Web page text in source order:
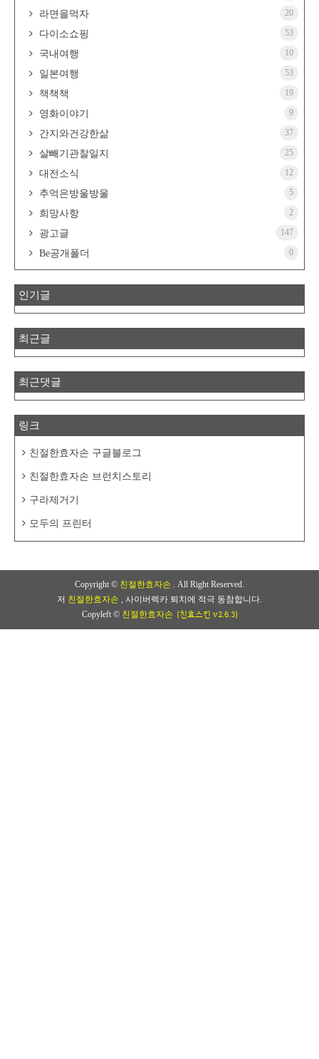
라면을먹자 20
다이소쇼핑 53
국내여행 10
일본여행 53
책책책 19
영화이야기 9
간지와건강한삶 37
살빼기관찰일지 25
대전소식 12
추억은방울방울 5
희망사항 2
광고글 147
Be공개폴더 0
인기글
최근글
최근댓글
링크
친절한효자손 구글블로그
친절한효자손 브런치스토리
구라제거기
모두의 프린터
Copyright © 친절한효자손 . All Right Reserved.
저 친절한효자손 , 사이버렉카 퇴치에 적극 동참합니다.
Copyleft © 친절한효자손 (친효스킨 v2.6.3)